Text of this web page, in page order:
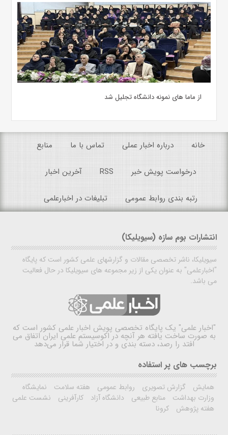
از ماما های نمونه دانشگاه تجلیل شد
خانه درباره اخبار عملی تماس با ما منابع
درخواست پویش خبر RSS آخرین اخبار
رتبه بندی روابط عمومی تبلیغات در اخبارعلمی
انتشارات بوم سازه (سیویلیکا)
سیویلیکا، ناشر تخصصی مقالات و گزارشهای علمی کشور است که پایگاه
"اخبارعلمی" به عنوان یکی از زیر مجموعه های سیویلیکا در حال فعالیت
می باشد.
"اخبار علمی" یک پایگاه تخصصی پویش اخبار علمی کشور است که
به صورت ساخت یافته هر آنچه در اکوسیستم علمی ایران اتفاق می
افتد را رصد، دسته بندی و در اختیار شما قرار می‌دهد
برچسب های پر استفاده
همایش گزارش تصویری روابط عمومی هفته سلامت
نمایشگاه
وزارت بهداشت
منابع طبیعی دانشگاه آزاد کارآفرینی
نشست علمی
هفته پژوهش
کرونا